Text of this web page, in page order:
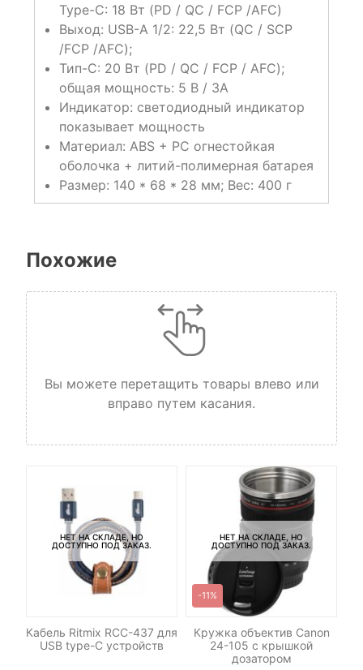
Type-C: 18 Вт (PD / QC / FCP /AFC)
Выход: USB-A 1/2: 22,5 Вт (QC / SCP
/FCP /AFC);
Тип-C: 20 Вт (PD / QC / FCP / AFC);
общая мощность: 5 В / 3A
Индикатор: светодиодный индикатор
показывает мощность
Материал: ABS + PC огнестойкая
оболочка + литий-полимерная батарея
Размер: 140 * 68 * 28 мм; Вес: 400 г
Похожие
Вы можете перетащить товары влево или
вправо путем касания.
НЕТ НА СКЛАДЕ, НО
ДОСТУПНО ПОД ЗАКАЗ.
Кабель Ritmix RCC-437 для
USB type-C устройств
НЕТ НА СКЛАДЕ, НО
ДОСТУПНО ПОД ЗАКАЗ.
-11%
Кружка объектив Canon
24-105 c крышкой
дозатором